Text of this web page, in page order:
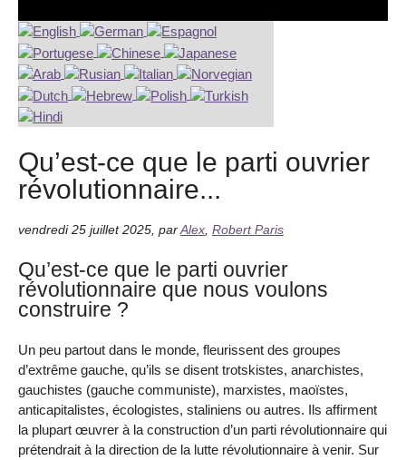
Qu’est-ce que le parti ouvrier
révolutionnaire...
vendredi 25 juillet 2025 par Alex Robert Paris
Qu’est-ce que le parti ouvrier
révolutionnaire que nous voulons
construire ?
Un peu partout dans le monde, fleurissent des groupes
d’extrême gauche, qu’ils se disent trotskistes, anarchistes,
gauchistes (gauche communiste), marxistes, maoïstes,
anticapitalistes, écologistes, staliniens ou autres. Ils affirment
la plupart œuvrer à la construction d’un parti révolutionnaire qui
prétendrait à la direction de la lutte révolutionnaire à venir. Sur